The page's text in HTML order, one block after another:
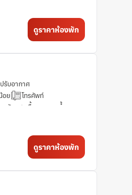
ดูราคาห้องพัก
รับอากาศ
อย
โทรศัพท์
ตัว
เสื้อคลุมอาบน้ำ
ดูราคาห้องพัก